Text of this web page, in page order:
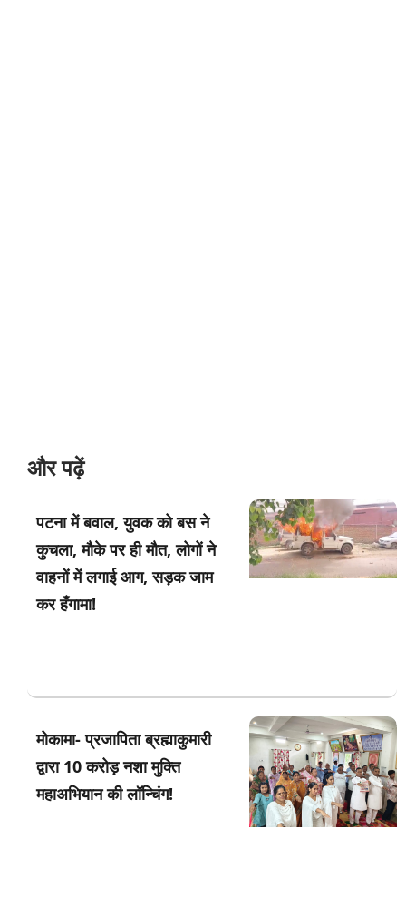
और पढ़ें
पटना में बवाल, युवक को बस ने
कुचला, मौके पर ही मौत, लोगों ने
वाहनों में लगाई आग, सड़क जाम
कर हँगामा!
मोकामा- प्रजापिता ब्रह्माकुमारी
द्वारा 10 करोड़ नशा मुक्ति
महाअभियान की लॉन्चिंग!